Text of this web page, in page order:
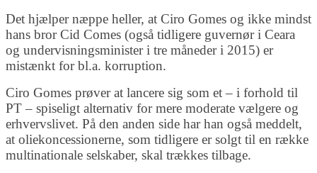
Det hjælper næppe heller, at Ciro Gomes og ikke mindst
hans bror Cid Comes (også tidligere guvernør i Ceara
og undervisningsminister i tre måneder i 2015) er
mistænkt for bl.a. korruption.
Ciro Gomes prøver at lancere sig som et – i forhold til
PT – spiseligt alternativ for mere moderate vælgere og
erhvervslivet. På den anden side har han også meddelt,
at oliekoncessionerne, som tidligere er solgt til en række
multinationale selskaber, skal trækkes tilbage.